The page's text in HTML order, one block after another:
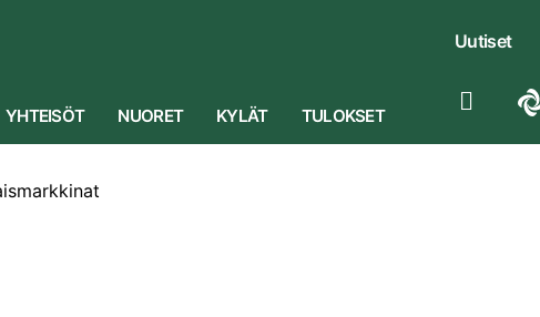
YHTEISÖT NUORET KYLÄT TULOKSET
Uutiset